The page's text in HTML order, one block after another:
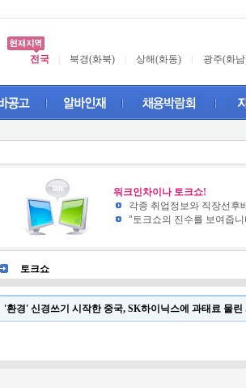
전국 북경(화북) 상해(화동) 광주(화
워크인차이나 토크쇼!
각종 취업정보와 직장선후
"토크쇼의 진수를 보여줍니
토크쇼
'환경' 신경쓰기 시작한 중국, SK하이닉스에 과태료 물린